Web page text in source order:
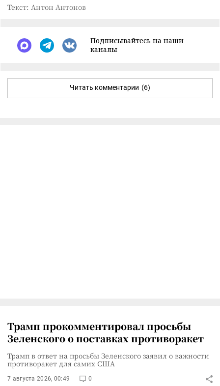
Текст: Антон Антонов
Подписывайтесь на наши
каналы
Читать комментарии (6)
Трамп прокомментировал просьбы
Зеленского о поставках противоракет
Трамп в ответ на просьбы Зеленского заявил о важности
противоракет для самих США
7 августа 2026, 00:49 0